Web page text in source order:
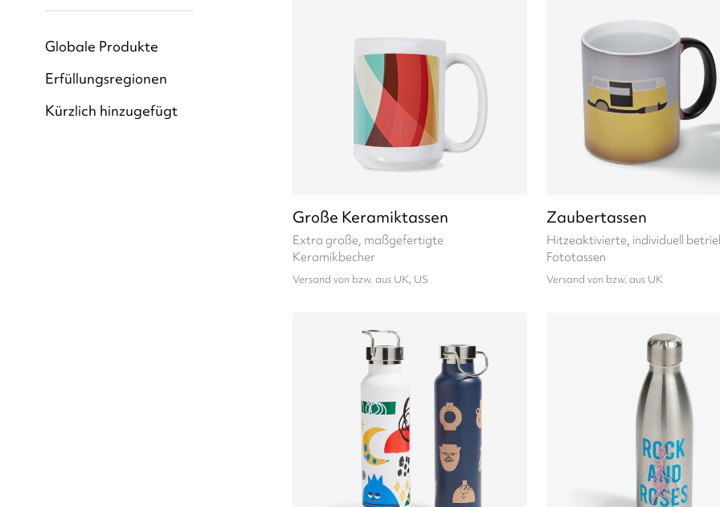
Große Keramiktassen
Extra große, maßgefertigte
Keramikbecher
Versand von bzw. aus UK, US
Zaubertassen
Hitzeaktivierte, individuell
Fototassen
Versand von bzw. aus UK
Globale Produkte
Erfüllungsregionen
Kürzlich hinzugefügt